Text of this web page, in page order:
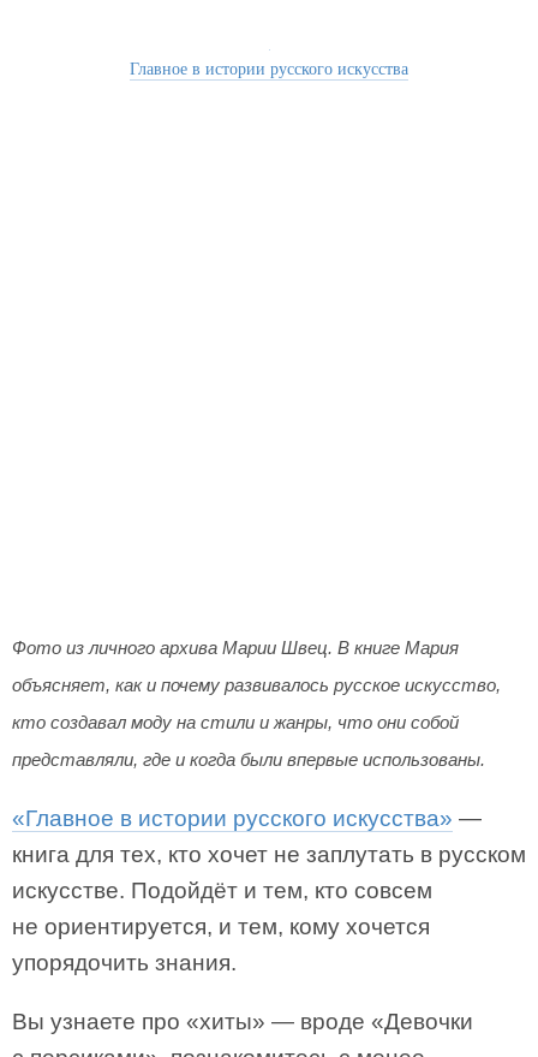
Главное в истории русского искусства
Фото из личного архива Марии Швец. В книге Мария
объясняет, как и почему развивалось русское искусство,
кто создавал моду на стили и жанры, что они собой
представляли, где и когда были впервые использованы.
«Главное в истории русского искусства» —
книга для тех, кто хочет не заплутать в русском
искусстве. Подойдёт и тем, кто совсем
не ориентируется, и тем, кому хочется
упорядочить знания.
Вы узнаете про «хиты» — вроде «Девочки